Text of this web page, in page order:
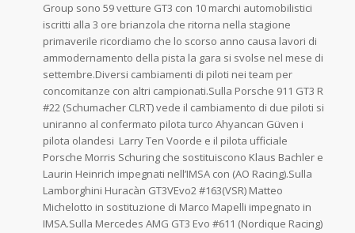
Group sono 59 vetture GT3 con 10 marchi automobilistici
iscritti alla 3 ore brianzola che ritorna nella stagione
primaverile ricordiamo che lo scorso anno causa lavori di
ammodernamento della pista la gara si svolse nel mese di
settembre.Diversi cambiamenti di piloti nei team per
concomitanze con altri campionati.Sulla Porsche 911 GT3 R
#22 (Schumacher CLRT) vede il cambiamento di due piloti si
uniranno al confermato pilota turco Ahyancan Güven i
pilota olandesi Larry Ten Voorde e il pilota ufficiale
Porsche Morris Schuring che sostituiscono Klaus Bachler e
Laurin Heinrich impegnati nell’IMSA con (AO Racing).Sulla
Lamborghini Huracàn GT3VEvo2 #163(VSR) Matteo
Michelotto in sostituzione di Marco Mapelli impegnato in
IMSA.Sulla Mercedes AMG GT3 Evo #611 (Nordique Racing)